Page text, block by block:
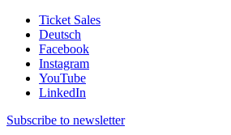
Ticket Sales
Deutsch
Facebook
Instagram
YouTube
LinkedIn
Subscribe to newsletter